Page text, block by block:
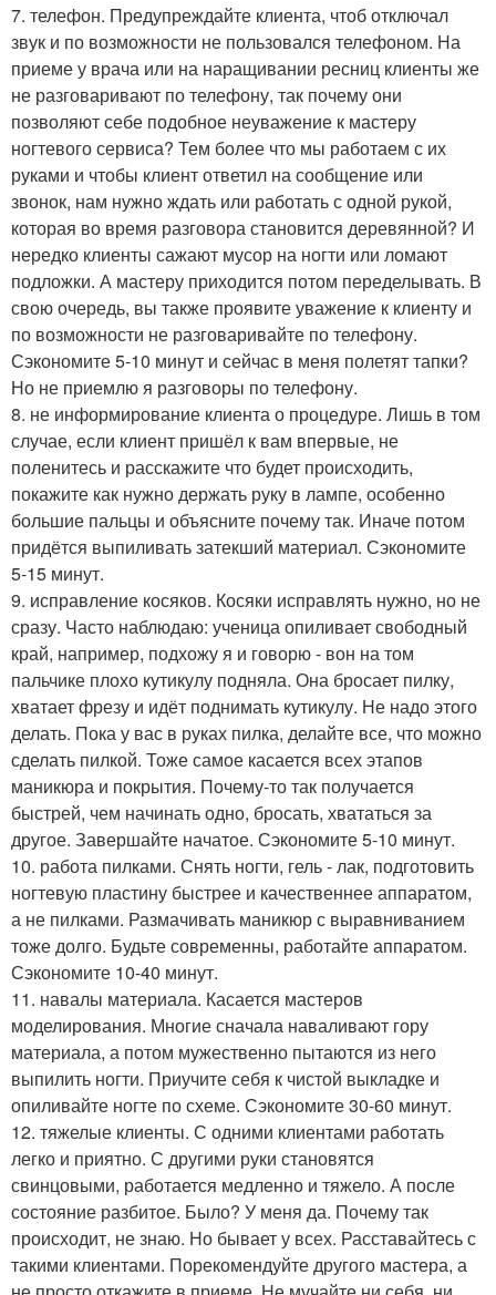
7. телефон. Предупреждайте клиента, чтоб отключал
звук и по возможности не пользовался телефоном. На
приеме у врача или на наращивании ресниц клиенты же
не разговаривают по телефону, так почему они
позволяют себе подобное неуважение к мастеру
ногтевого сервиса? Тем более что мы работаем с их
руками и чтобы клиент ответил на сообщение или
звонок, нам нужно ждать или работать с одной рукой,
которая во время разговора становится деревянной? И
нередко клиенты сажают мусор на ногти или ломают
подложки. А мастеру приходится потом переделывать. В
свою очередь, вы также проявите уважение к клиенту и
по возможности не разговаривайте по телефону.
Сэкономите 5-10 минут и сейчас в меня полетят тапки?
Но не приемлю я разговоры по телефону.
8. не информирование клиента о процедуре. Лишь в том
случае, если клиент пришёл к вам впервые, не
поленитесь и расскажите что будет происходить,
покажите как нужно держать руку в лампе, особенно
большие пальцы и объясните почему так. Иначе потом
придётся выпиливать затекший материал. Сэкономите
5-15 минут.
9. исправление косяков. Косяки исправлять нужно, но не
сразу. Часто наблюдаю: ученица опиливает свободный
край, например, подхожу я и говорю - вон на том
пальчике плохо кутикулу подняла. Она бросает пилку,
хватает фрезу и идёт поднимать кутикулу. Не надо этого
делать. Пока у вас в руках пилка, делайте все, что можно
сделать пилкой. Тоже самое касается всех этапов
маникюра и покрытия. Почему-то так получается
быстрей, чем начинать одно, бросать, хвататься за
другое. Завершайте начатое. Сэкономите 5-10 минут.
10. работа пилками. Снять ногти, гель - лак, подготовить
ногтевую пластину быстрее и качественнее аппаратом,
а не пилками. Размачивать маникюр с выравниванием
тоже долго. Будьте современны, работайте аппаратом.
Сэкономите 10-40 минут.
11. навалы материала. Касается мастеров
моделирования. Многие сначала наваливают гору
материала, а потом мужественно пытаются из него
выпилить ногти. Приучите себя к чистой выкладке и
опиливайте ногте по схеме. Сэкономите 30-60 минут.
12. тяжелые клиенты. С одними клиентами работать
легко и приятно. С другими руки становятся
свинцовыми, работается медленно и тяжело. А после
состояние разбитое. Было? У меня да. Почему так
происходит, не знаю. Но бывает у всех. Расставайтесь с
такими клиентами. Порекомендуйте другого мастера, а